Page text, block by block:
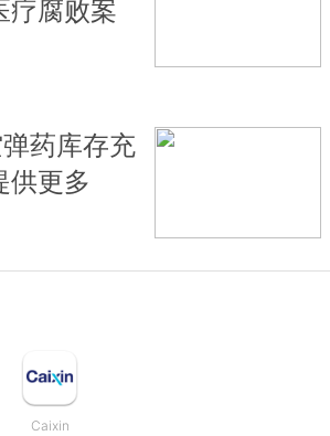
疗腐败案
药库存充
供更多
Caixin